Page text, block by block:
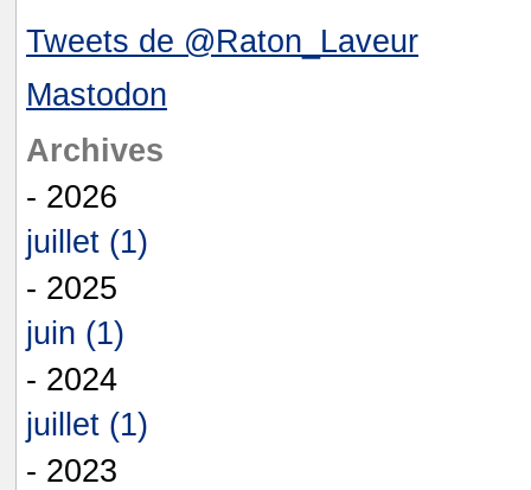
Tweets de @Raton_Laveur
Mastodon
Archives
- 2026
juillet (1)
- 2025
juin (1)
- 2024
juillet (1)
- 2023